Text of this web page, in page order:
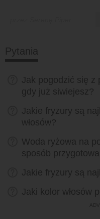
Pytania
Jak pogodzić się z
gdy już siwiejesz?
Jakie fryzury są
włosów?
Woda ryżowa na
sposób
Jakie fryzury są
Jaki kolor włosów